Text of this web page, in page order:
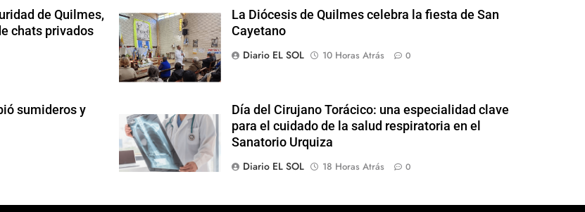
de Quilmes,
chats privados
La Diócesis de Quilmes celebra la fiesta de San
Cayetano
Diario EL SOL
10 Horas Atrás 0
sumideros y
Día del Cirujano Torácico: una especialidad clave
para el cuidado de la salud respiratoria en el
Sanatorio Urquiza
Diario EL SOL
18 Horas Atrás 0